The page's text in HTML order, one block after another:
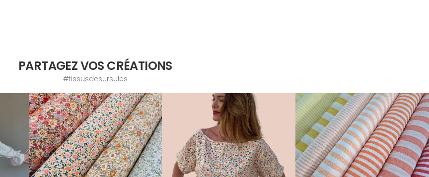
PARTAGEZ VOS CRÉATIONS
#tissusdesursules